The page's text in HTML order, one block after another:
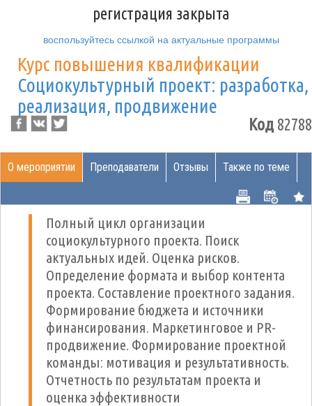
регистрация закрыта
воспользуйтесь ссылкой на актуальные программы
Курс повышения квалификации
Социокультурный проект: разработка,
реализация, продвижение
Код82788
О мероприятии Преподаватели Отзывы Также по теме
Полный цикл организации
социокультурного проекта. Поиск
актуальных идей. Оценка рисков.
Определение формата и выбор контента
проекта. Составление проектного задания.
Формирование бюджета и источники
финансирования. Маркетинговое и PR-
продвижение. Формирование проектной
команды: мотивация и результативность.
Отчетность по результатам проекта и
оценка эффективности